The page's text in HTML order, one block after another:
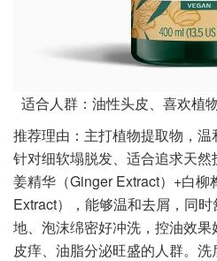
适合人群：油性头皮、喜欢植
推荐理由：主打植物提取物，
针对细软塌脱发、适合追求天
姜精华（Ginger Extract）+白
Extract），能够温和去屑，同
地、泡沫绵密好冲洗，控油效
皮痒、油脂分泌旺盛的人群。